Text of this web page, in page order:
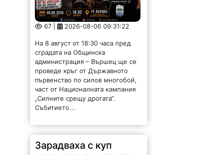
сградата на Общинска
администрация – Вършец ще се
проведе кръг от Държавното
първенство по силов многобой,
част от Националната кампания
„Силните срещу дрогата“.
Събитието...
Зарадваха с куп
изненади децата от
Берковица